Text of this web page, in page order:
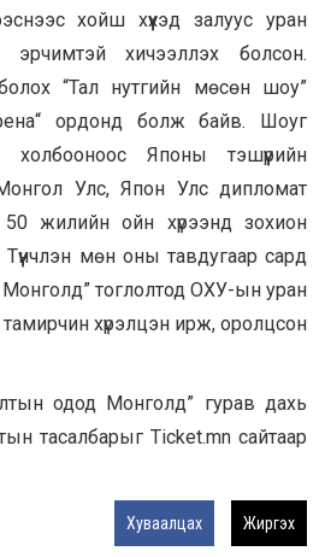
хойш хүүхэд залуус уран
эрчимтэй хичээллэх болсон.
“Тал нутгийн мөсөн шоу”
ордонд болж байв. Шоуг
холбооноос Японы тэшүүрийн
Улс, Япон Улс дипломат
50 жилийн ойн хүрээнд зохион
мөн оны тавдугаар сард
Монголд” тоглолтод ОХУ-ын уран
хүрэлцэн ирж, оролцсон
одод Монголд” гурав дахь
тасалбарыг Ticket.mn сайтаар
Хуваалцах Жиргэх